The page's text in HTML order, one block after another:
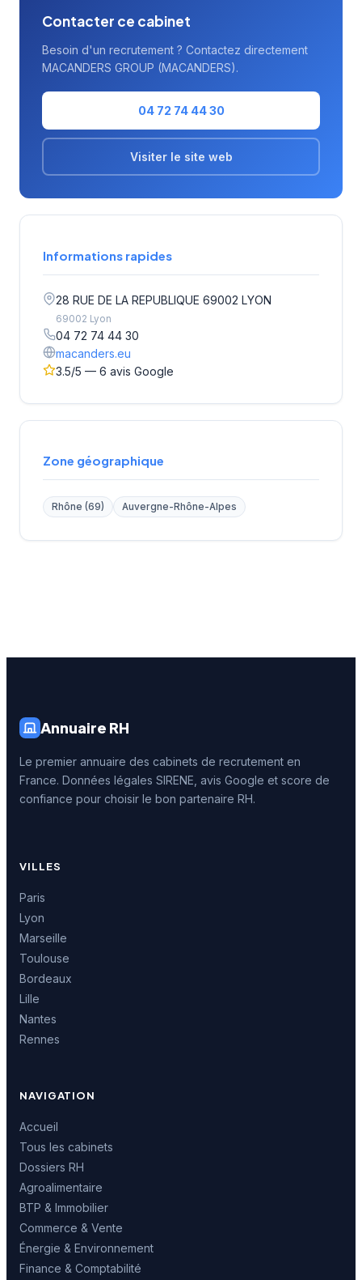
Contacter ce cabinet
Besoin d'un recrutement ? Contactez directement
MACANDERS GROUP (MACANDERS).
04 72 74 44 30
Visiter le site web
Informations rapides
28 RUE DE LA REPUBLIQUE 69002 LYON
69002 Lyon
04 72 74 44 30
macanders.eu
3.5/5 — 6 avis Google
Zone géographique
Rhône (69) Auvergne-Rhône-Alpes
Annuaire RH
Le premier annuaire des cabinets de recrutement en
France. Données légales SIRENE, avis Google et score de
confiance pour choisir le bon partenaire RH.
VILLES
Paris
Lyon
Marseille
Toulouse
Bordeaux
Lille
Nantes
Rennes
NAVIGATION
Accueil
Tous les cabinets
Dossiers RH
Agroalimentaire
BTP & Immobilier
Commerce & Vente
Énergie & Environnement
Finance & Comptabilité